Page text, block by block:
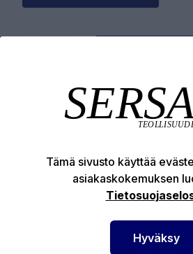
Tuotekuvaus
Tekniset edut
Tämä sivusto käyttää
asiakaskokemuksen
Hyväksy